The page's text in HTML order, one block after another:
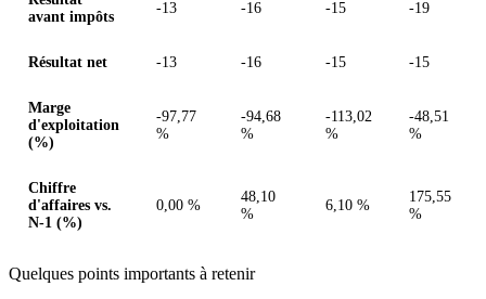
avant impôts
-13 -16 -15 -19
Résultat net -13 -16 -15 -15
Marge
d'exploitation
(%)
-97,77
%
-94,68
%
-113,02
%
-48,51
%
Chiffre
d'affaires vs.
N-1 (%)
0,00 %
48,10
%
6,10 %
175,55
%
Quelques points importants à retenir